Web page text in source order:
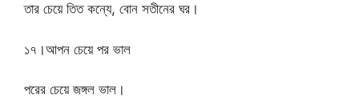
তার চেয়ে তিত কন্যে, বোন সতীনের ঘর।
১৭।আপন চেয়ে পর ভাল
পরের চেয়ে জঙ্গল ভাল।